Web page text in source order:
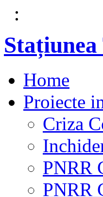
Home
Proiecte
Criza
PNRR
PNRR